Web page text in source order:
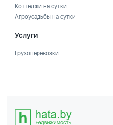
Коттеджи на сутки
Агроусадьбы на сутки
Услуги
Грузоперевозки